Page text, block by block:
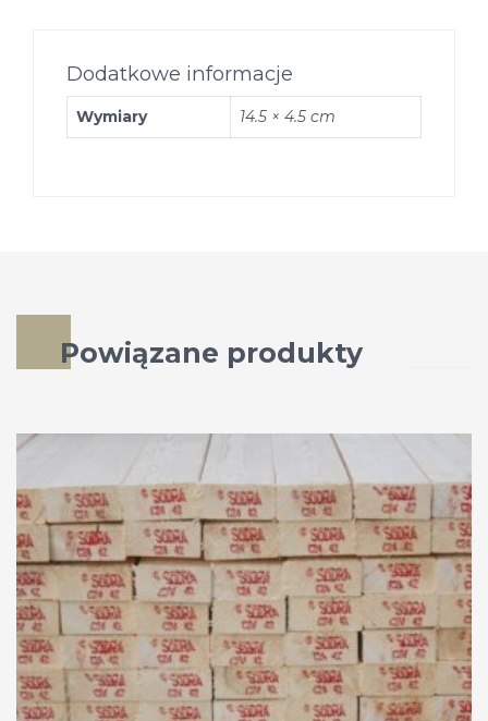
Dodatkowe informacje
Wymiary 14.5 × 4.5 cm
Powiązane produkty